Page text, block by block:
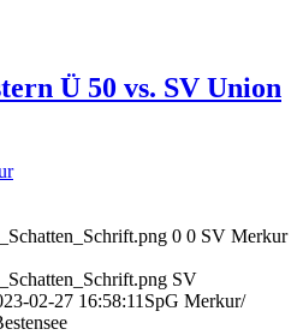
Ü 50 vs. SV Union
0 0 SV Merkur
SV
02-27 16:58:11 SpG Merkur/